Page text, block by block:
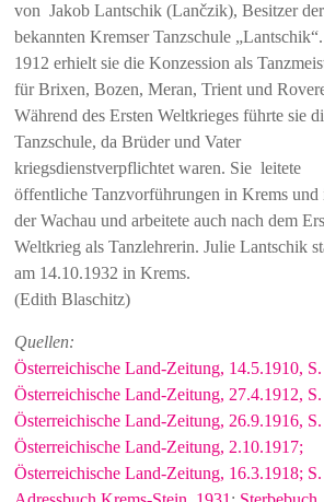
von Jakob Lantschik (Lančzik), Besitzer der
bekannten Kremser Tanzschule „Lantschik“.
1912 erhielt sie die Konzession als
für Brixen, Bozen, Meran, Trient und
Während des Ersten Weltkrieges führte sie
Tanzschule, da Brüder und Vater
kriegsdienstverpflichtet waren. Sie leitete
öffentliche Tanzvorführungen in Krems und
der Wachau und arbeitete auch nach dem
Weltkrieg als Tanzlehrerin. Julie Lantschik
am 14.10.1932 in Krems.
(Edith Blaschitz)
Quellen:
Österreichische Land-Zeitung, 14.5.1910,
Österreichische Land-Zeitung, 27.4.1912,
Österreichische Land-Zeitung, 26.9.1916, S.
Österreichische Land-Zeitung, 2.10.1917;
Österreichische Land-Zeitung, 16.3.1918; S.